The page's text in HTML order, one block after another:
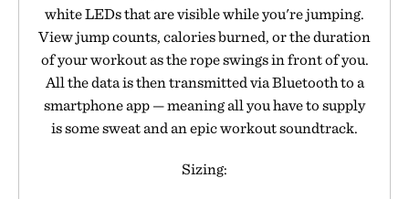
white LEDs that are visible while you're jumping.
View jump counts, calories burned, or the duration
of your workout as the rope swings in front of you.
All the data is then transmitted via Bluetooth to a
smartphone app — meaning all you have to supply
is some sweat and an epic workout soundtrack.
Sizing: